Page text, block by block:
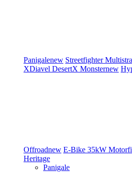
Panigalenew Streetfighter
XDiavel DesertX Monsternew
Offroadnew E-Bike 35kW
Heritage
Panigale